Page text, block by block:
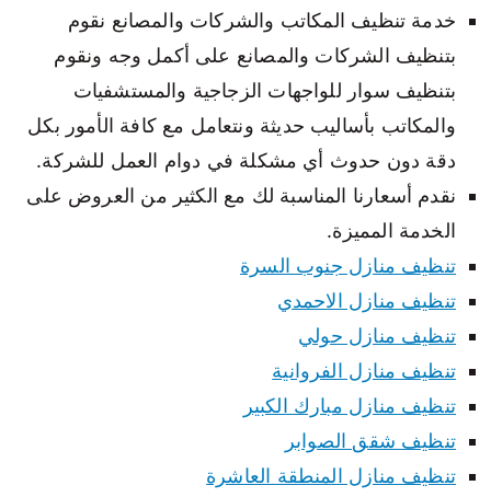
خدمة تنظيف المكاتب والشركات والمصانع نقوم
بتنظيف الشركات والمصانع على أكمل وجه ونقوم
بتنظيف سوار للواجهات الزجاجية والمستشفيات
والمكاتب بأساليب حديثة ونتعامل مع كافة الأمور بكل
دقة دون حدوث أي مشكلة في دوام العمل للشركة.
نقدم أسعارنا المناسبة لك مع الكثير من العروض على
الخدمة المميزة.
تنظيف منازل جنوب السرة
تنظيف منازل الاحمدي
تنظيف منازل حولي
تنظيف منازل الفروانية
تنظيف منازل مبارك الكبير
تنظيف شقق الصوابر
تنظيف منازل المنطقة العاشرة